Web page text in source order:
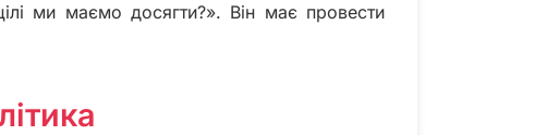
ми маємо досягти?». Він має провести